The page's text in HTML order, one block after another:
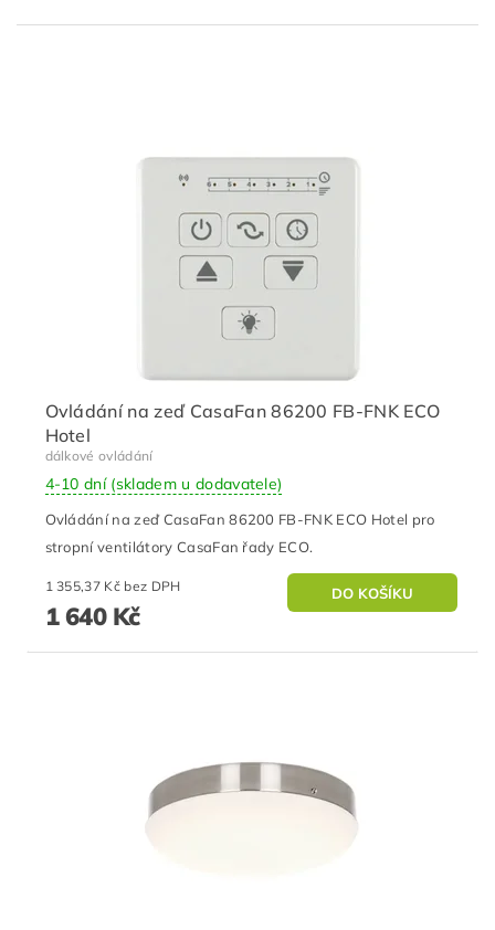
Ovládání na zeď CasaFan 86200 FB-FNK ECO
Hotel
dálkové ovládání
4-10 dní (skladem u dodavatele)
Ovládání na zeď CasaFan 86200 FB-FNK ECO Hotel pro
stropní ventilátory CasaFan řady ECO.
1 355,37 Kč bez DPH
1 640 Kč